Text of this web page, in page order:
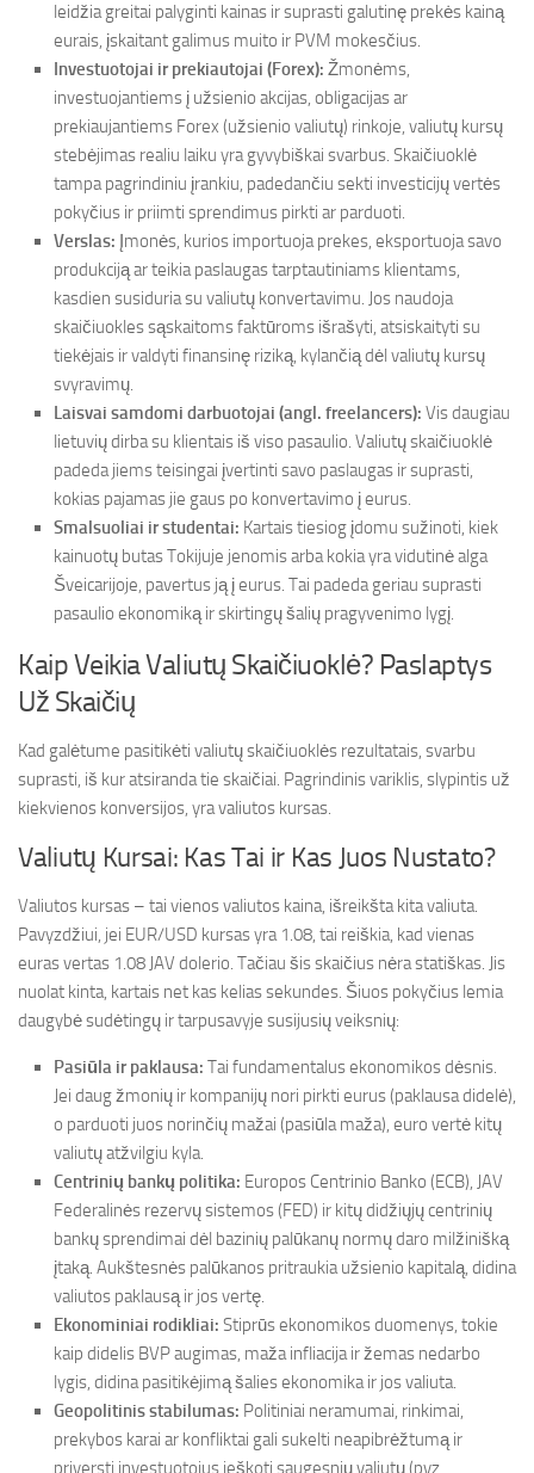
leidžia greitai palyginti kainas ir suprasti galutinę prekės kainą
eurais, įskaitant galimus muito ir PVM mokesčius.
Investuotojai ir prekiautojai (Forex): Žmonėms,
investuojantiems į užsienio akcijas, obligacijas ar
prekiaujantiems Forex (užsienio valiutų) rinkoje, valiutų kursų
stebėjimas realiu laiku yra gyvybiškai svarbus. Skaičiuoklė
tampa pagrindiniu įrankiu, padedančiu sekti investicijų vertės
pokyčius ir priimti sprendimus pirkti ar parduoti.
Verslas: Įmonės, kurios importuoja prekes, eksportuoja savo
produkciją ar teikia paslaugas tarptautiniams klientams,
kasdien susiduria su valiutų konvertavimu. Jos naudoja
skaičiuokles sąskaitoms faktūroms išrašyti, atsiskaityti su
tiekėjais ir valdyti finansinę riziką, kylančią dėl valiutų kursų
svyravimų.
Laisvai samdomi darbuotojai (angl. freelancers): Vis daugiau
lietuvių dirba su klientais iš viso pasaulio. Valiutų skaičiuoklė
padeda jiems teisingai įvertinti savo paslaugas ir suprasti,
kokias pajamas jie gaus po konvertavimo į eurus.
Smalsuoliai ir studentai: Kartais tiesiog įdomu sužinoti, kiek
kainuotų butas Tokijuje jenomis arba kokia yra vidutinė alga
Šveicarijoje, pavertus ją į eurus. Tai padeda geriau suprasti
pasaulio ekonomiką ir skirtingų šalių pragyvenimo lygį.
Kaip Veikia Valiutų Skaičiuoklė? Paslaptys
Už Skaičių
Kad galėtume pasitikėti valiutų skaičiuoklės rezultatais, svarbu
suprasti, iš kur atsiranda tie skaičiai. Pagrindinis variklis, slypintis už
kiekvienos konversijos, yra valiutos kursas.
Valiutų Kursai: Kas Tai ir Kas Juos Nustato?
Valiutos kursas – tai vienos valiutos kaina, išreikšta kita valiuta.
Pavyzdžiui, jei EUR/USD kursas yra 1.08, tai reiškia, kad vienas
euras vertas 1.08 JAV dolerio. Tačiau šis skaičius nėra statiškas. Jis
nuolat kinta, kartais net kas kelias sekundes. Šiuos pokyčius lemia
daugybė sudėtingų ir tarpusavyje susijusių veiksnių:
Pasiūla ir paklausa: Tai fundamentalus ekonomikos dėsnis.
Jei daug žmonių ir kompanijų nori pirkti eurus (paklausa didelė),
o parduoti juos norinčių mažai (pasiūla maža), euro vertė kitų
valiutų atžvilgiu kyla.
Centrinių bankų politika: Europos Centrinio Banko (ECB), JAV
Federalinės rezervų sistemos (FED) ir kitų didžiųjų centrinių
bankų sprendimai dėl bazinių palūkanų normų daro milžinišką
įtaką. Aukštesnės palūkanos pritraukia užsienio kapitalą, didina
valiutos paklausą ir jos vertę.
Ekonominiai rodikliai: Stiprūs ekonomikos duomenys, tokie
kaip didelis BVP augimas, maža infliacija ir žemas nedarbo
lygis, didina pasitikėjimą šalies ekonomika ir jos valiuta.
Geopolitinis stabilumas: Politiniai neramumai, rinkimai,
prekybos karai ar konfliktai gali sukelti neapibrėžtumą ir
priversti investuotojus ieškoti saugesnių valiutų (pvz.,